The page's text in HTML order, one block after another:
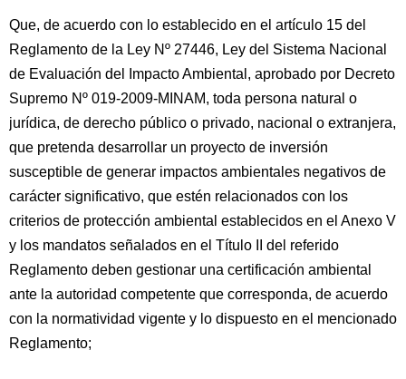
Que, de acuerdo con lo establecido en el artículo 15 del
Reglamento de la Ley Nº 27446, Ley del Sistema Nacional
de Evaluación del Impacto Ambiental, aprobado por Decreto
Supremo Nº 019-2009-MINAM, toda persona natural o
jurídica, de derecho público o privado, nacional o extranjera,
que pretenda desarrollar un proyecto de inversión
susceptible de generar impactos ambientales negativos de
carácter significativo, que estén relacionados con los
criterios de protección ambiental establecidos en el Anexo V
y los mandatos señalados en el Título II del referido
Reglamento deben gestionar una certificación ambiental
ante la autoridad competente que corresponda, de acuerdo
con la normatividad vigente y lo dispuesto en el mencionado
Reglamento;